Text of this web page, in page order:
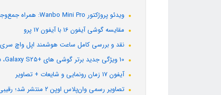
ویدئو پروژکتور Wanbo Mini Pro: همراه جمع‌وجور و مقرون‌به‌صرفه برای سینمای خانگی
مقایسه گوشی آیفون 16 با آیفون 17 پرو
نقد و بررسی کامل ساعت هوشمند اپل واچ سری
آیفون 17 زمان رونمایی و شایعات + تصاویر
تصاویر رسمی وان‌پلاس اوپن ۲ منتشر شد؛ رقیبی جدی برای گلکسی زد فولد سامسونگ